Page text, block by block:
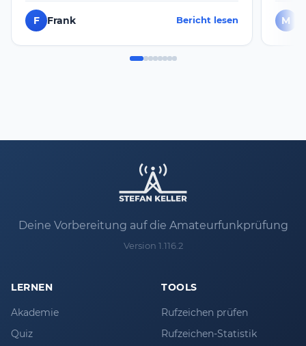
bekomme ich dann die Tage per Post. Allen
Lernenden ganz viel Erfolg beim Lernen und
facettenreichem Hobby! 73 de Frank und
F Frank Bericht lesen M
Deine Vorbereitung auf die Amateurfunkprüfung
Version 1.116.2
LERNEN
Akademie
Quiz
TOOLS
Rufzeichen prüfen
Rufzeichen-Statistik